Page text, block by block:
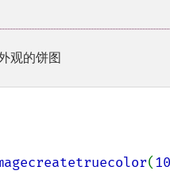
观的饼图
(